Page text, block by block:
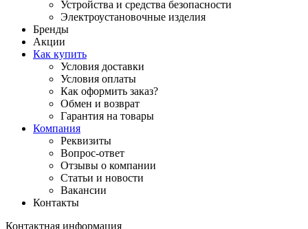
Устройства и средства безопасности
Электроустановочные изделия
Бренды
Акции
Как купить
Условия доставки
Условия оплаты
Как оформить заказ?
Обмен и возврат
Гарантия на товары
Компания
Реквизиты
Вопрос-ответ
Отзывы о компании
Статьи и новости
Вакансии
Контакты
Контактная информация